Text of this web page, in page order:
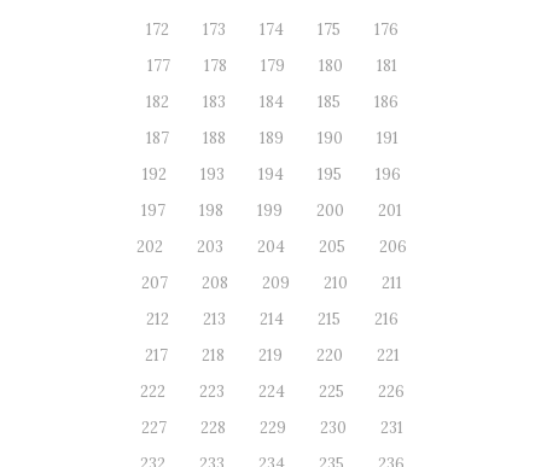
172
173 174 175
176
177
178 179 180
181
182
183 184 185
186
187
188 189 190
191
192
193 194 195
196
197
198 199 200
201
202
203 204 205
206
207
208 209 210
211
212
213 214 215
216
217
218 219 220
221
222
223 224 225
226
227
228 229 230
231